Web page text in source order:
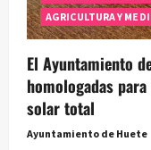
AGRICULTURA Y
El Ayuntamiento
homologadas
solar total
Ayuntamiento de Huete